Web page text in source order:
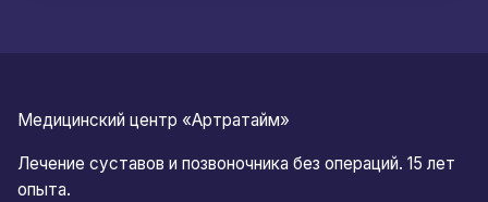
Медицинский центр «Артратайм»
Лечение суставов и позвоночника без операций. 15 лет
опыта.